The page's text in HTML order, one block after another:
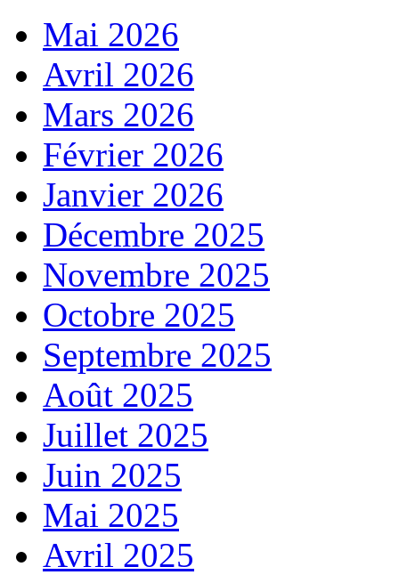
Mai 2026
Avril 2026
Mars 2026
Février 2026
Janvier 2026
Décembre 2025
Novembre 2025
Octobre 2025
Septembre 2025
Août 2025
Juillet 2025
Juin 2025
Mai 2025
Avril 2025